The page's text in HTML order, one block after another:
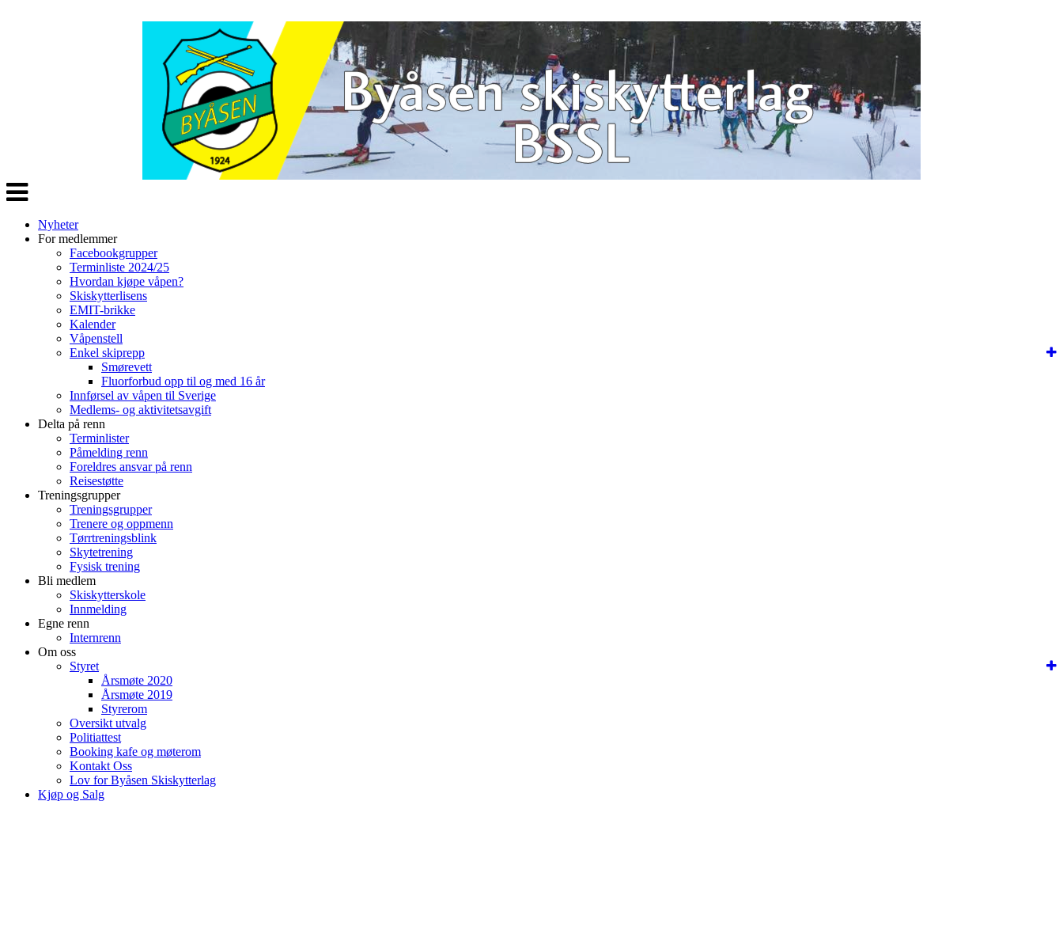
Veksle
navigasjon
Nyheter
For medlemmer
Facebookgrupper
Terminliste 2024/25
Hvordan kjøpe våpen?
Skiskytterlisens
EMIT-brikke
Kalender
Våpenstell
Enkel skiprepp
Smørevett
Fluorforbud opp til og med 16 år
Innførsel av våpen til Sverige
Medlems- og aktivitetsavgift
Delta på renn
Terminlister
Påmelding renn
Foreldres ansvar på renn
Reisestøtte
Treningsgrupper
Treningsgrupper
Trenere og oppmenn
Tørrtreningsblink
Skytetrening
Fysisk trening
Bli medlem
Skiskytterskole
Innmelding
Egne renn
Internrenn
Om oss
Styret
Årsmøte 2020
Årsmøte 2019
Styrerom
Oversikt utvalg
Politiattest
Booking kafe og møterom
Kontakt Oss
Lov for Byåsen Skiskytterlag
Kjøp og Salg